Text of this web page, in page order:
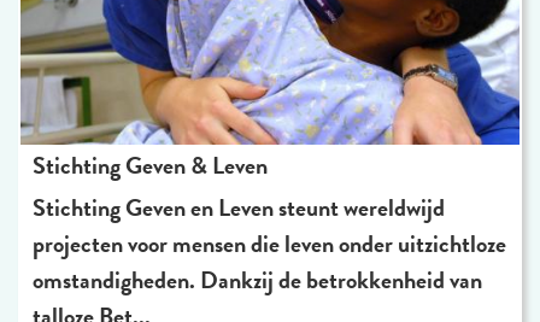
Stichting Geven & Leven
Stichting Geven en Leven steunt wereldwijd
projecten voor mensen die leven onder uitzichtloze
omstandigheden. Dankzij de betrokkenheid van